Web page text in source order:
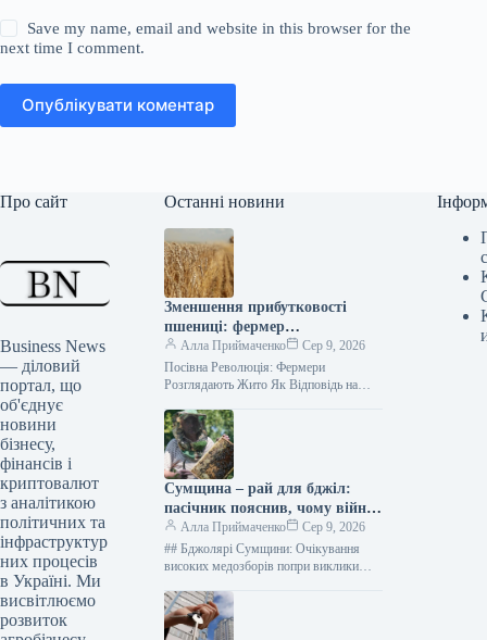
Save my name, email and website in this browser for the
next time I comment.
Опублікувати коментар
Про сайт
Business News
— діловий
портал, що
об'єднує
новини
бізнесу,
фінансів і
криптовалют
з аналітикою
політичних та
інфраструктур
них процесів
в Україні. Ми
висвітлюємо
розвиток
Останні новини
Зменшення прибутковості
пшениці: фермер
переключається на
вирощування жита.
Алла Приймаченко
Сер 9, 2026
Посівна Революція: Фермери
Розглядають Жито Як Відповідь на
9 0Юлія Немцева Kurkul.com Зниження
світових…
Сумщина – рай для бджіл:
пасічник пояснив, чому війна
не зупинила його бізнес
Алла Приймаченко
Сер 9, 2026
## Бджолярі Сумщини: Очікування
високих медозборів попри виклики
Немцева Суспільне Незважаючи на
близькість до…